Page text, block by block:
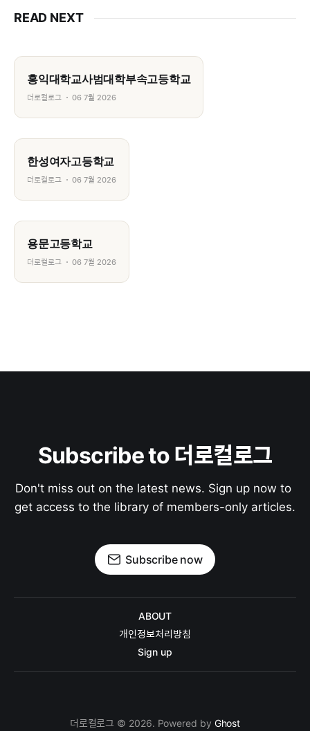
READ NEXT
홍익대학교사범대학부속고등학교
더로컬로그 06 7월 2026
한성여자고등학교
더로컬로그 06 7월 2026
용문고등학교
더로컬로그 06 7월 2026
Subscribe to 더로컬로그
Don't miss out on the latest news. Sign up now to
get access to the library of members-only articles.
Subscribe now
ABOUT
개인정보처리방침
Sign up
더로컬로그 © 2026. Powered by Ghost